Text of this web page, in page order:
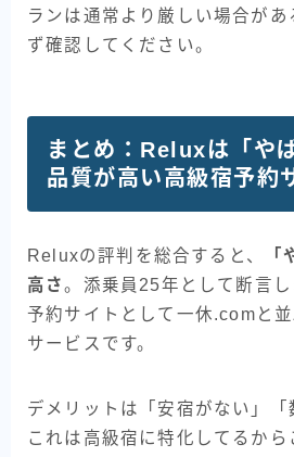
ランは通常より厳しい場合があ
ず確認してください。
まとめ：Reluxは「や
品質が高い高級宿予約
Reluxの評判を総合すると、
高さ。添乗員25年として断言
予約サイトとして一休.comと
サービスです。
デメリットは「安宿がない」「
これは高級宿に特化してるから